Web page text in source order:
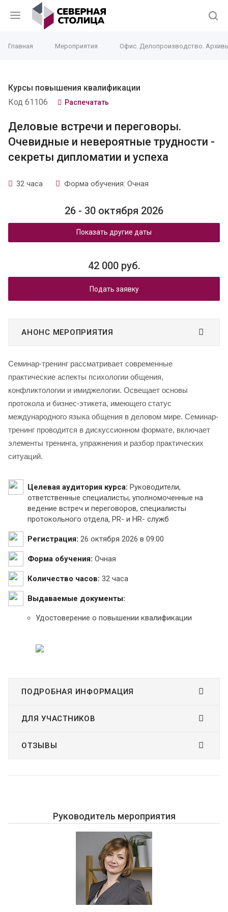
Главная Мероприятия Офис. Делопроизводство.
Курсы повышения квалификации
Код 61106
Распечатать
Деловые встречи и переговоры.
Очевидные и невероятные трудности -
секреты дипломатии и успеха
32 часа Форма обучения: Очная
26 - 30 октября 2026
Показать другие даты
42 000 руб.
Подать заявку
АНОНС МЕРОПРИЯТИЯ
Семинар-тренинг рассматривает современные
практические аспекты психологии общения,
конфликтологии и имиджелогии. Освещает основы
протокола и бизнес-этикета, имеющего статус
международного языка общения в деловом мире. Семинар-
тренинг проводится в дискуссионном формате, включает
элементы тренинга, упражнения и разбор практических
ситуаций.
Целевая аудитория курса: Руководители,
ответственные специалисты, уполномоченные на
ведение встреч и переговоров, специалисты
протокольного отдела, PR- и HR- служб
Регистрация: 26 октября 2026 в 09:00
Форма обучения: Очная
Количество часов: 32 часа
Выдаваемые документы:
Удостоверение о повышении квалификации
ПОДРОБНАЯ ИНФОРМАЦИЯ
ДЛЯ УЧАСТНИКОВ
ОТЗЫВЫ
Руководитель мероприятия